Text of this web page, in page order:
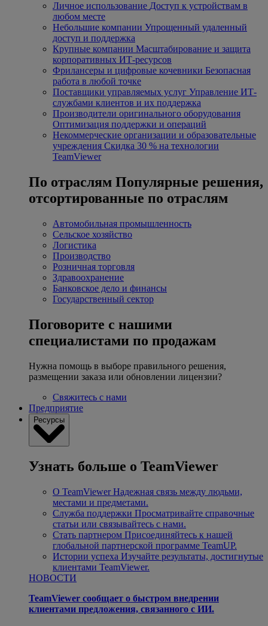
Личное использование Доступ к устройствам в
любом месте
Небольшие компании Упрощенный удаленный
доступ и поддержка
Крупные компании Масштабирование и защита
корпоративных ИТ-ресурсов
Фрилансеры и цифровые кочевники Безопасная
работа в любой точке
Поставщики управляемых услуг Управление ИТ-
службами клиентов и их поддержка
Производители оригинального оборудования
Оптимизация поддержки и операций
Некоммерческие организации и образовательные
учреждения Скидка 30 % на технологии
TeamViewer
По отраслям Популярные решения,
отсортированные по отраслям
Автомобильная промышленность
Сельское хозяйство
Логистика
Производство
Розничная торговля
Здравоохранение
Банковское дело и финансы
Государственный сектор
Поговорите с нашими
специалистами по продажам
Нужна помощь в выборе правильного решения,
размещении заказа или обновлении лицензии?
Свяжитесь с нами
Предприятие
Ресурсы
Узнать больше о TeamViewer
О TeamViewer Надежная связь между людьми,
местами и предметами.
Служба поддержки Просматривайте справочные
статьи или связывайтесь с нами.
Стать партнером Присоединяйтесь к нашей
глобальной партнерской программе TeamUP.
Истории успеха Изучайте результаты, достигнутые
клиентами TeamViewer.
НОВОСТИ
TeamViewer сообщает о быстром внедрении
клиентами предложения, связанного с ИИ.